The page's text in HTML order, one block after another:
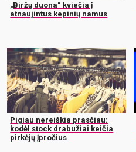
„Biržų duona“ kviečia į
atnaujintus kepinių namus
Pigiau nereiškia prasčiau:
kodėl stock drabužiai keičia
pirkėjų įpročius